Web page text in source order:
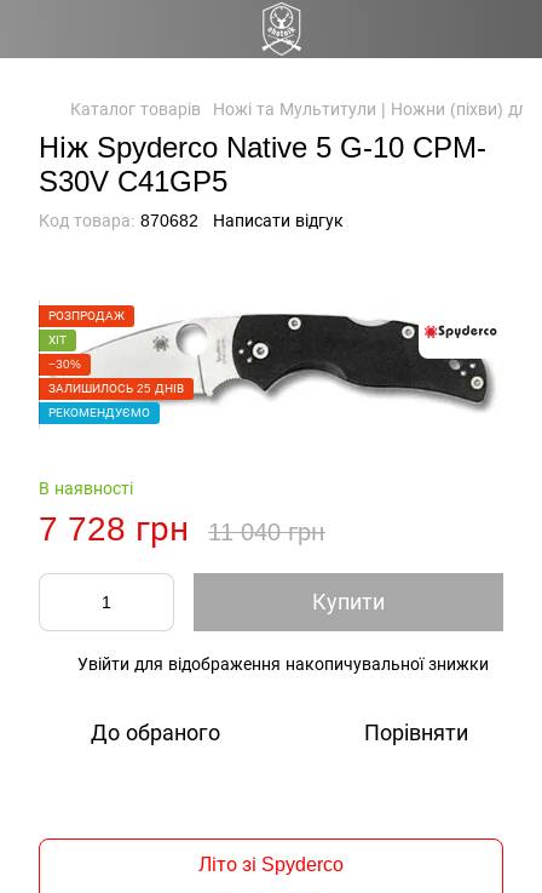
Каталог товарів Ножі та Мультитули | Ножни (піхви) для
Ніж Spyderco Native 5 G-10 CPM-
S30V C41GP5
Код товара: 870682 Написати відгук
РОЗПРОДАЖ
ХІТ
−30%
ЗАЛИШИЛОСЬ 25 ДНІВ
РЕКОМЕНДУЄМО
В наявності
7 728 грн 11 040 грн
Купити
Увійти для відображення накопичувальної знижки
До обраного Порівняти
Літо зі Spyderco